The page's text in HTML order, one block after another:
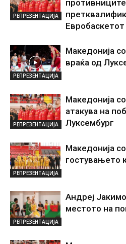
РЕПРЕЗЕНТАЦИЈА
РЕПРЕЗЕНТАЦИЈА
Македонија
враќа од
РЕПРЕЗЕНТАЦИЈА
Македонија
атакува на
Луксембург
РЕПРЕЗЕНТАЦИЈА
Македонија
гостувањето
РЕПРЕЗЕНТАЦИЈА
Андреј
местото на